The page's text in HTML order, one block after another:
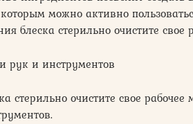
можно активно
блеска стерильно очистите свое
рук и инструментов
стерильно очистите свое рабочее